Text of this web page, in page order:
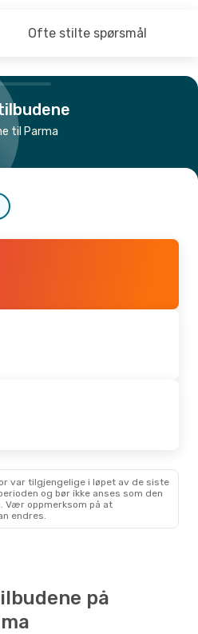
Ofte stilte spørsmål
til Parma
var tilgjengelige i løpet av de siste
og bør ikke anses som den
Vær oppmerksom på at
endres.
på